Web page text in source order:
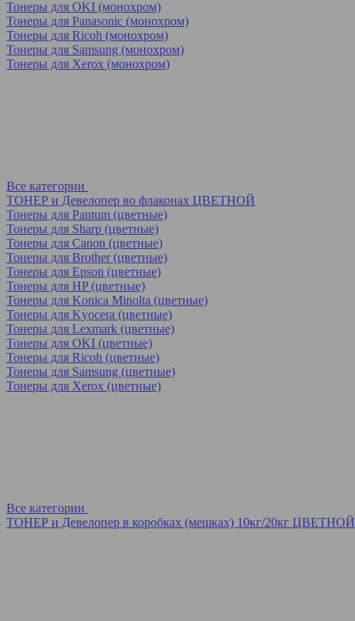
Тонеры для OKI (монохром)
Тонеры для Panasonic (монохром)
Тонеры для Ricoh (монохром)
Тонеры для Samsung (монохром)
Тонеры для Xerox (монохром)
Все категории
ТОНЕР и Девелопер во флаконах ЦВЕТНОЙ
Тонеры для Pantum (цветные)
Тонеры для Sharp (цветные)
Тонеры для Canon (цветные)
Тонеры для Brother (цветные)
Тонеры для Epson (цветные)
Тонеры для HP (цветные)
Тонеры для Konica Minolta (цветные)
Тонеры для Kyocera (цветные)
Тонеры для Lexmark (цветные)
Тонеры для OKI (цветные)
Тонеры для Ricoh (цветные)
Тонеры для Samsung (цветные)
Тонеры для Xerox (цветные)
Все категории
ТОНЕР и Девелопер в коробках (мешках) 10кг/20кг ЦВЕТНОЙ